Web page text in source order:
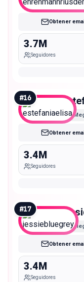
Obtener
3.7M
Seguidores
#16
Obtener
3.4M
Seguidores
#17
Obtener
3.4M
Seguidores